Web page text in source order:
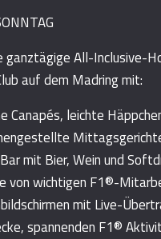
ganztägige All-Inclusive-
auf dem Madring mit:
Canapés, leichte
mit Bier, Wein und
von wichtigen F1®-
mit Live-
spannenden F1®